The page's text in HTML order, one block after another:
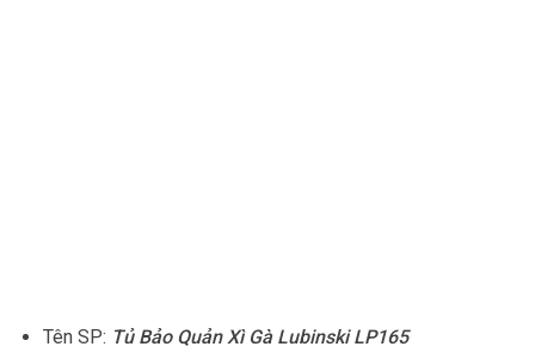
Tên SP: Tủ Bảo Quản Xì Gà Lubinski LP165